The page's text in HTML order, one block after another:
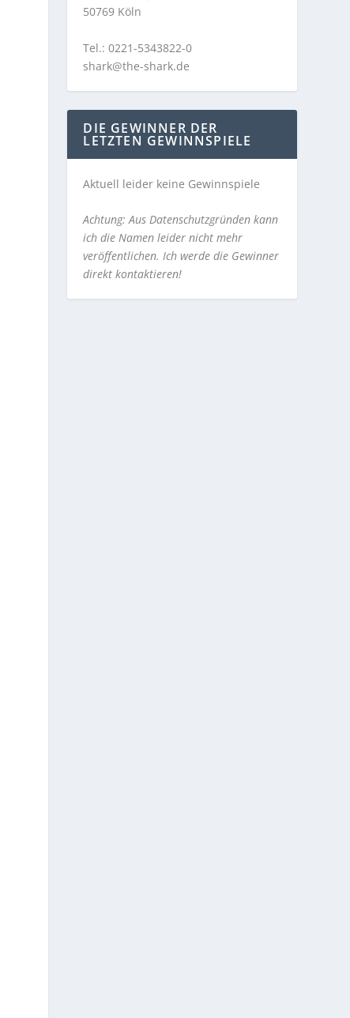
50769 Köln
Tel.: 0221-5343822-0
shark@the-shark.de
DIE GEWINNER DER
LETZTEN GEWINNSPIELE
Aktuell leider keine Gewinnspiele
Achtung: Aus Datenschutzgründen kann
ich die Namen leider nicht mehr
veröffentlichen. Ich werde die Gewinner
direkt kontaktieren!